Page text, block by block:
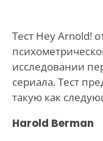
Тест Hey Arnold!
исследовании
сериала. Тест
такую как
Harold Berman